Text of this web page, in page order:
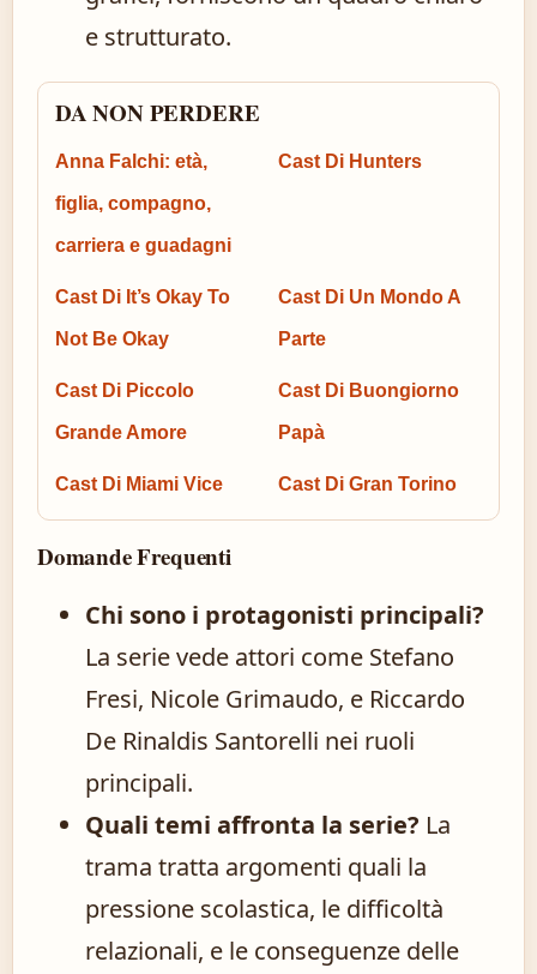
e strutturato.
DA NON PERDERE
Anna Falchi: età,
figlia, compagno,
carriera e guadagni
Cast Di Hunters
Cast Di It’s Okay To
Not Be Okay
Cast Di Un Mondo A
Parte
Cast Di Piccolo
Grande Amore
Cast Di Buongiorno
Papà
Cast Di Miami Vice Cast Di Gran Torino
Domande Frequenti
Chi sono i protagonisti principali?
La serie vede attori come Stefano
Fresi, Nicole Grimaudo, e Riccardo
De Rinaldis Santorelli nei ruoli
principali.
Quali temi affronta la serie? La
trama tratta argomenti quali la
pressione scolastica, le difficoltà
relazionali, e le conseguenze delle